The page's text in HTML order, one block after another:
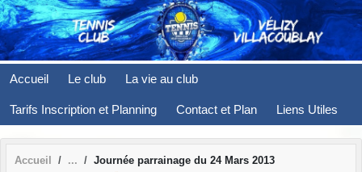
Accueil Le club La vie au club
Tarifs Inscription et Planning Contact et Plan Liens Utiles
Accueil Journée parrainage du 24 Mars 2013
Panneau de gestion des cookies